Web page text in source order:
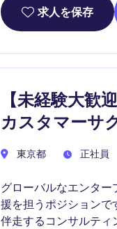
求人を保存
【未経験大
カスタマーサ
東京都 正社員
グローバルなエンタ
援を担うポジションで
伴走するコンサルティ